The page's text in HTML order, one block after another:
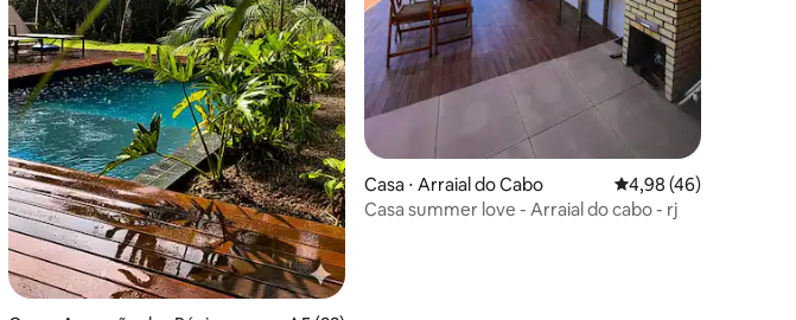
Casa ⋅ Arraial do Cabo 4,98 de uma
4,98 (46)
Casa summer love - Arraial do cabo - rj